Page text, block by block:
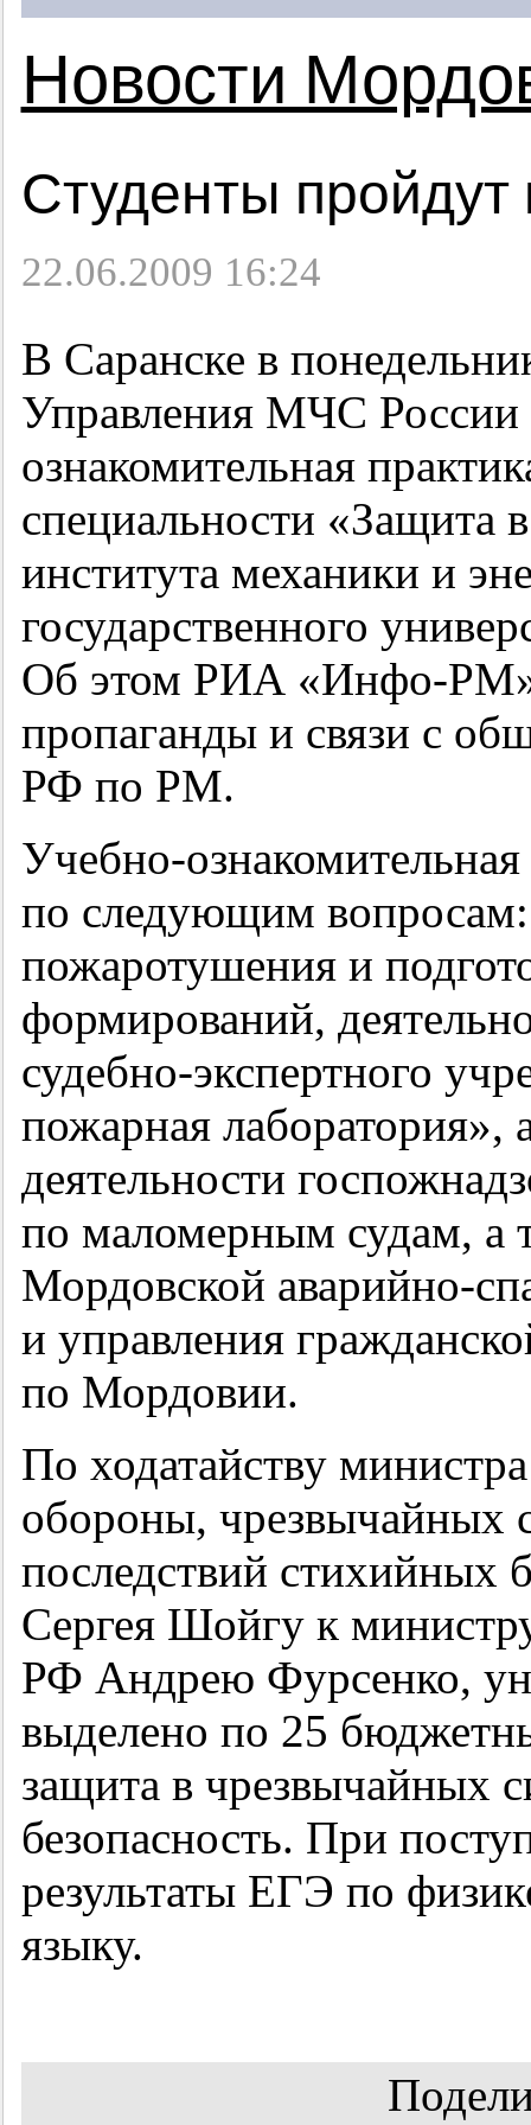
Новости
Студенты
22.06.2009 16:24
В Саранске в
Управления МЧС России
ознакомительная
специальности «Защита
института механики и
государственного
Об этом РИА «Инфо-РМ»
пропаганды и связи с
РФ по РМ.
Учебно-
по следующим
пожаротушения и
формирований,
судебно-экспертного
пожарная лаборатория»,
деятельности
по маломерным судам, а
Мордовской аварийно-
и управления
по Мордовии.
По ходатайству
обороны, чрезвычайных
последствий стихийных
Сергея Шойгу к
РФ Андрею Фурсенко,
выделено по 25
защита в чрезвычайных
безопасность. При
результаты ЕГЭ по
языку.